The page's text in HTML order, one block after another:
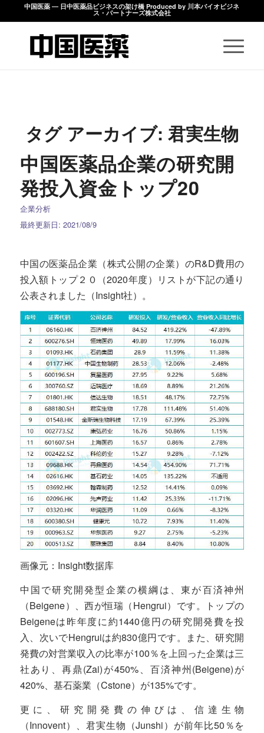
中国医薬 ― 日中医薬品ビジネスの架け橋 Produced by 川本バイオビジネ
ス・パートナーズ株式会社
タグ アーカイブ: 君実生物
中国医薬品企業の研究開
発投入資金トップ20
企業分析
最終更新日: 2021/08/9
中国の医薬品企業（株式公開の企業）のR&D費用の
投入額トップ２０（2020年度）リストが下記の通り
公表されました（Insight社）。
画像元：Insight数据库
中国で研究開発型企業の横綱は、東が百済神州
（Beigene）、西が恒瑞（Hengrui）です。トップの
Beigeneは昨年度に約1440億円の研究開発費を投
入、次いでHengruiは約830億円です。また、研究開
発費の対営業収入の比率が100％を上回った企業は三
社あり、再鼎(Zai)が450%、百済神州(Beigene)が
420%、基石薬業（Cstone）が135%です。
更に、研究開発費の伸びは、信達生物
（Innovent）、君実生物（Junshi）が前年比50％を